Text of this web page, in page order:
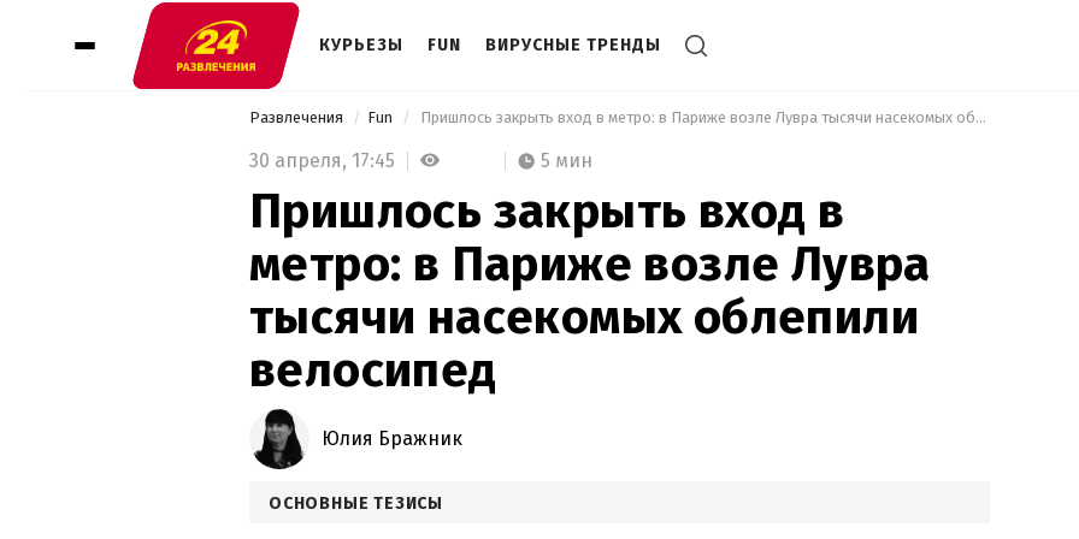
КУРЬЕЗЫ FUN ВИРУСНЫЕ ТРЕНДЫ
Развлечения Fun Пришлось закрыть вход в метро: в Париже возле Лувра тысячи насекомых облепили велосипед
30 апреля, 17:45 5 мин
Пришлось закрыть вход в
метро: в Париже возле Лувра
тысячи насекомых облепили
велосипед
Юлия Бражник
ОСНОВНЫЕ ТЕЗИСЫ